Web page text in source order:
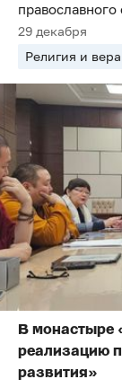
29 декабря
Религия и вера
В монастыре
реализацию
развития»